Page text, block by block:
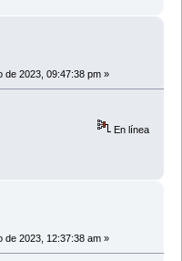
de 2023, 09:47:38 pm »
En línea
de 2023, 12:37:38 am »